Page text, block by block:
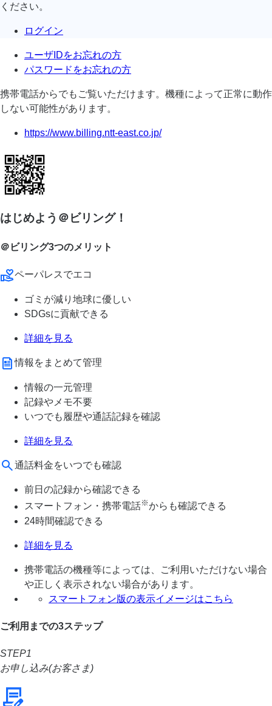
ください。
ログイン
ユーザIDをお忘れの方
パスワードをお忘れの方
携帯電話からでもご覧いただけます。機種によって正常に動作
しない可能性があります。
https://www.billing.ntt-east.co.jp/
はじめよう＠ビリング！
＠ビリング3つのメリット
ペーパレスでエコ
ゴミが減り地球に優しい
SDGsに貢献できる
詳細を見る
情報をまとめて管理
情報の一元管理
記録やメモ不要
いつでも履歴や通話記録を確認
詳細を見る
通話料金をいつでも確認
前日の記録から確認できる
スマートフォン・携帯電話※からも確認できる
24時間確認できる
詳細を見る
携帯電話の機種等によっては、ご利用いただけない場合
や正しく表示されない場合があります。
スマートフォン版の表示イメージはこちら
ご利用までの3ステップ
STEP1
お申し込み(お客さま)